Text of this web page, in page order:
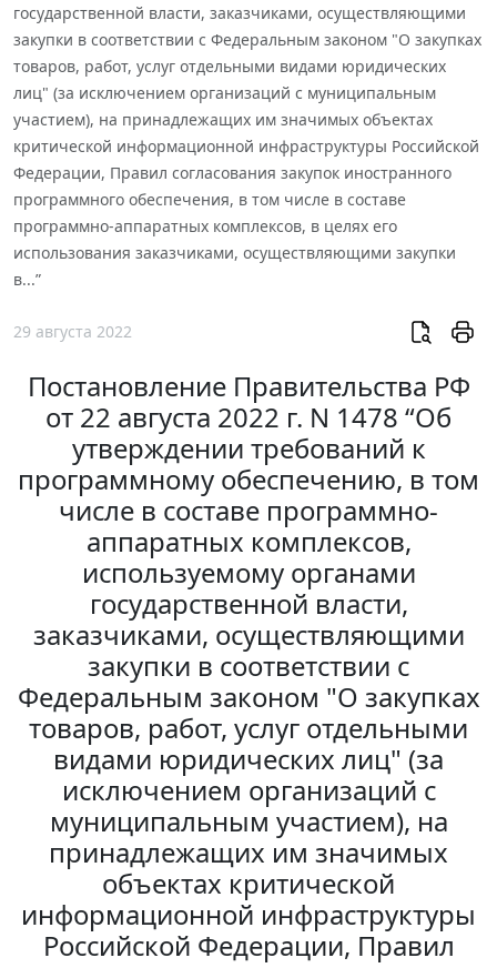
государственной власти, заказчиками, осуществляющими
закупки в соответствии с Федеральным законом "О закупках
товаров, работ, услуг отдельными видами юридических
лиц" (за исключением организаций с муниципальным
участием), на принадлежащих им значимых объектах
критической информационной инфраструктуры Российской
Федерации, Правил согласования закупок иностранного
программного обеспечения, в том числе в составе
программно-аппаратных комплексов, в целях его
использования заказчиками, осуществляющими закупки
в...”
29 августа 2022
Постановление Правительства РФ
от 22 августа 2022 г. N 1478 “Об
утверждении требований к
программному обеспечению, в том
числе в составе программно-
аппаратных комплексов,
используемому органами
государственной власти,
заказчиками, осуществляющими
закупки в соответствии с
Федеральным законом "О закупках
товаров, работ, услуг отдельными
видами юридических лиц" (за
исключением организаций с
муниципальным участием), на
принадлежащих им значимых
объектах критической
информационной инфраструктуры
Российской Федерации, Правил